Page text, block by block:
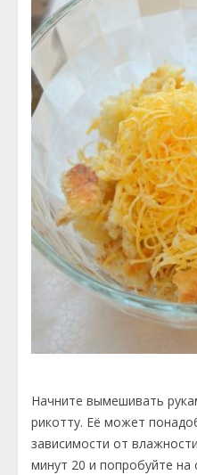
Начните вымешивать
рикотту. Её может
зависимости от
минут 20 и попробуйте